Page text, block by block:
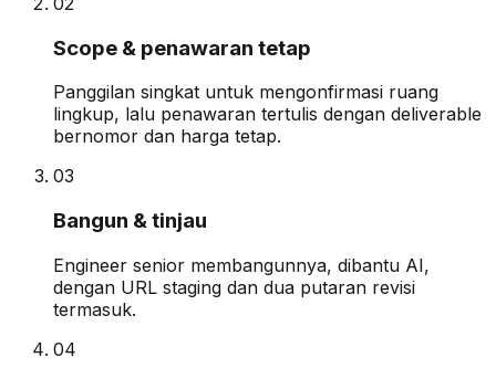
Scope & penawaran tetap
Panggilan singkat untuk mengonfirmasi ruang
lingkup, lalu penawaran tertulis dengan deliverable
bernomor dan harga tetap.
03
Bangun & tinjau
Engineer senior membangunnya, dibantu AI,
dengan URL staging dan dua putaran revisi
termasuk.
04